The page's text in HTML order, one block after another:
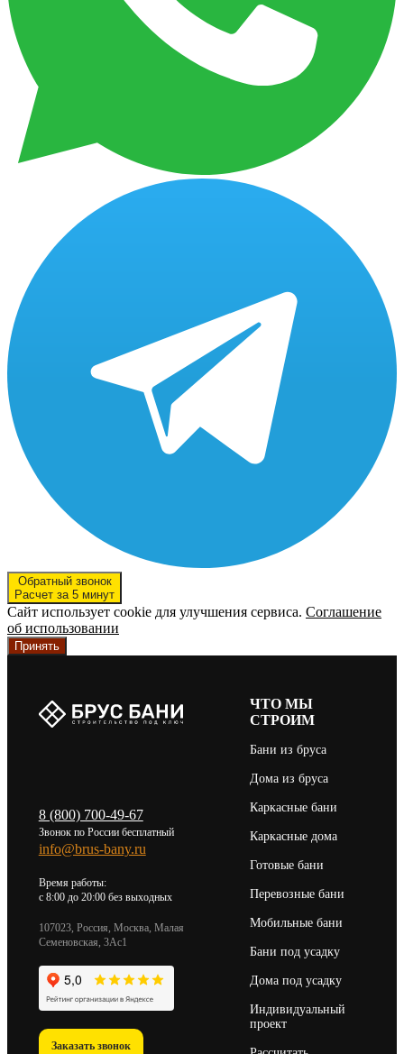
Обратный звонок
Расчет за 5 минут
Сайт использует cookie для улучшения сервиса. Соглашение
об использовании
Принять
8 (800) 700-49-67
Звонок по России бесплатный
info@brus-bany.ru
Время работы:
c 8:00 до 20:00 без выходных
107023, Россия, Москва, Малая
Семеновская, 3Ас1
Заказать звонок
ЧТО МЫ
СТРОИМ
Бани из бруса
Дома из бруса
Каркасные бани
Каркасные дома
Готовые бани
Перевозные бани
Мобильные бани
Бани под усадку
Дома под усадку
Индивидуальный
проект